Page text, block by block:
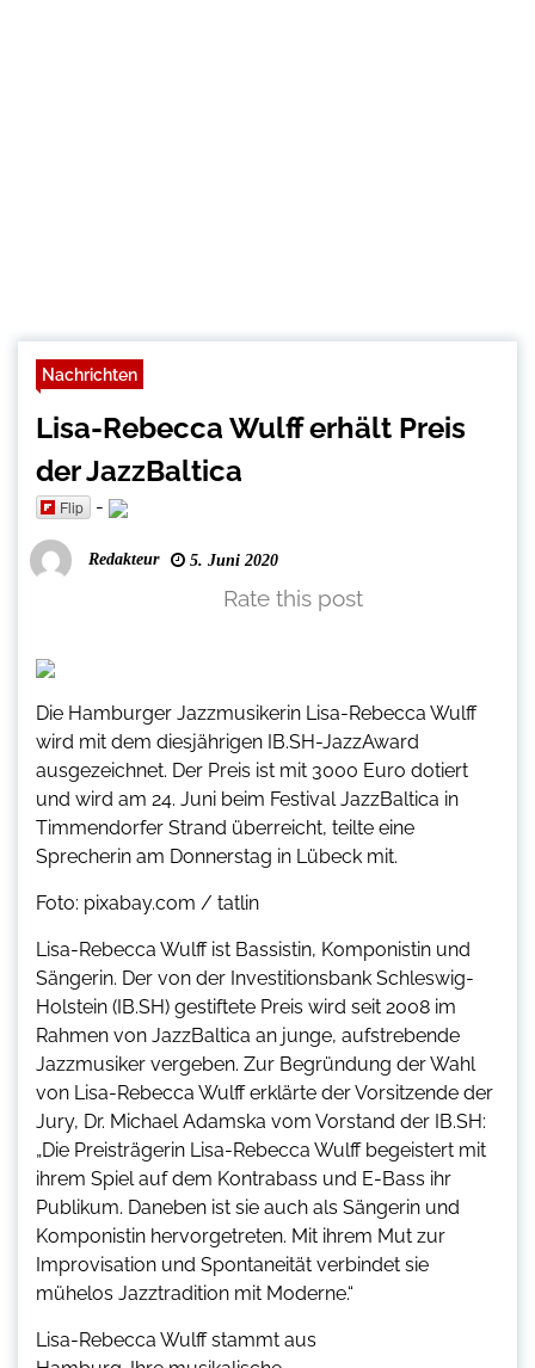
Nachrichten
Lisa-Rebecca Wulff erhält Preis
der JazzBaltica
Flip -
Redakteur 5. Juni 2020
Rate this post
Die Hamburger Jazzmusikerin Lisa-Rebecca Wulff
wird mit dem diesjährigen IB.SH-JazzAward
ausgezeichnet. Der Preis ist mit 3000 Euro dotiert
und wird am 24. Juni beim Festival JazzBaltica in
Timmendorfer Strand überreicht, teilte eine
Sprecherin am Donnerstag in Lübeck mit.
Foto: pixabay.com / tatlin
Lisa-Rebecca Wulff ist Bassistin, Komponistin und
Sängerin. Der von der Investitionsbank Schleswig-
Holstein (IB.SH) gestiftete Preis wird seit 2008 im
Rahmen von JazzBaltica an junge, aufstrebende
Jazzmusiker vergeben. Zur Begründung der Wahl
von Lisa-Rebecca Wulff erklärte der Vorsitzende der
Jury, Dr. Michael Adamska vom Vorstand der IB.SH:
„Die Preisträgerin Lisa-Rebecca Wulff begeistert mit
ihrem Spiel auf dem Kontrabass und E-Bass ihr
Publikum. Daneben ist sie auch als Sängerin und
Komponistin hervorgetreten. Mit ihrem Mut zur
Improvisation und Spontaneität verbindet sie
mühelos Jazztradition mit Moderne.“
Lisa-Rebecca Wulff stammt aus